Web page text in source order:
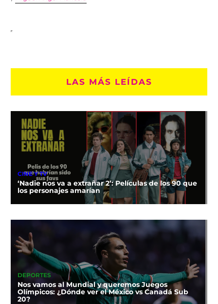
LAS MÁS LEÍDAS
CINE Y TV
‘Nadie nos va a extrañar 2’: Películas de los 90 que
los personajes amarían
DEPORTES
Nos vamos al Mundial y queremos Juegos
Olímpicos: ¿Dónde ver el México vs Canadá Sub
20?